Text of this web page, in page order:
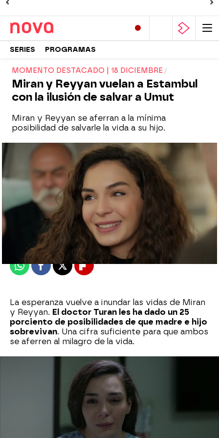
SERIES PROGRAMAS
MOMENTO DESTACADO | 18 DICIEMBRE
Miran y Reyyan vuelan a Estambul
con la ilusión de salvar a Umut
Miran y Reyyan se aferran a la mínima
posibilidad de salvarle la vida a su hijo.
Madrid
Publicado: 19 de diciembre de 2021, 06:05
WhatsappFacebook
X Flipboard
La esperanza vuelve a inundar las vidas de Miran
y Reyyan. El doctor Turan les ha dado un 25
porciento de posibilidades de que madre e hijo
sobrevivan. Una cifra suficiente para que ambos
se aferren al milagro de la vida.
Reyyan ha decidido no abortar
pareja comenzará un tratamiento para
salvar a Umut y a Reyyan.
van a volar hasta Estambul
volver sanos y salvos.
"Sueño con el día que
volvamos los tres"
, ha deseado Miran.